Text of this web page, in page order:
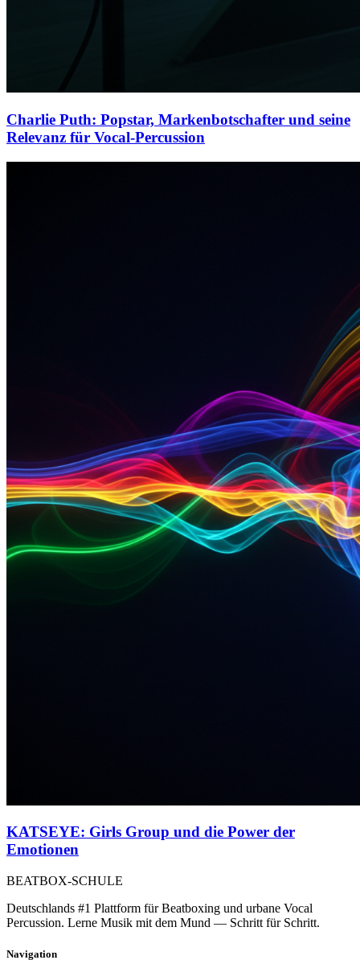
Charlie Puth: Popstar, Markenbotschafter und seine
Relevanz für Vocal-Percussion
KATSEYE: Girls Group und die Power der
Emotionen
BEATBOX-SCHULE
Deutschlands #1 Plattform für Beatboxing und urbane Vocal
Percussion. Lerne Musik mit dem Mund — Schritt für Schritt.
Navigation